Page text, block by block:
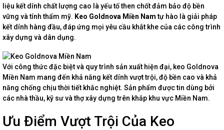
liệu kết dính chất lượng cao là yếu tố then chốt đảm bảo độ bền
vững và tính thẩm mỹ. Keo Goldnova Miền Namtự hào là giải pháp
kết dính hàng đầu, đáp ứng mọi yêu cầu khắt khe của các công trình
xây dựng và dân dụng.
Với công thức đặc biệt và quy trình sản xuất hiện đại, keo Goldnova
Miền Nam mang đến khả năng kết dính vượt trội, độ bền cao và khả
năng chống chịu thời tiết khắc nghiệt. Sản phẩm được tin dùng bởi
các nhà thầu, kỹ sư và thợ xây dựng trên khắp khu vực Miền Nam.
Ưu Điểm Vượt Trội Của Keo